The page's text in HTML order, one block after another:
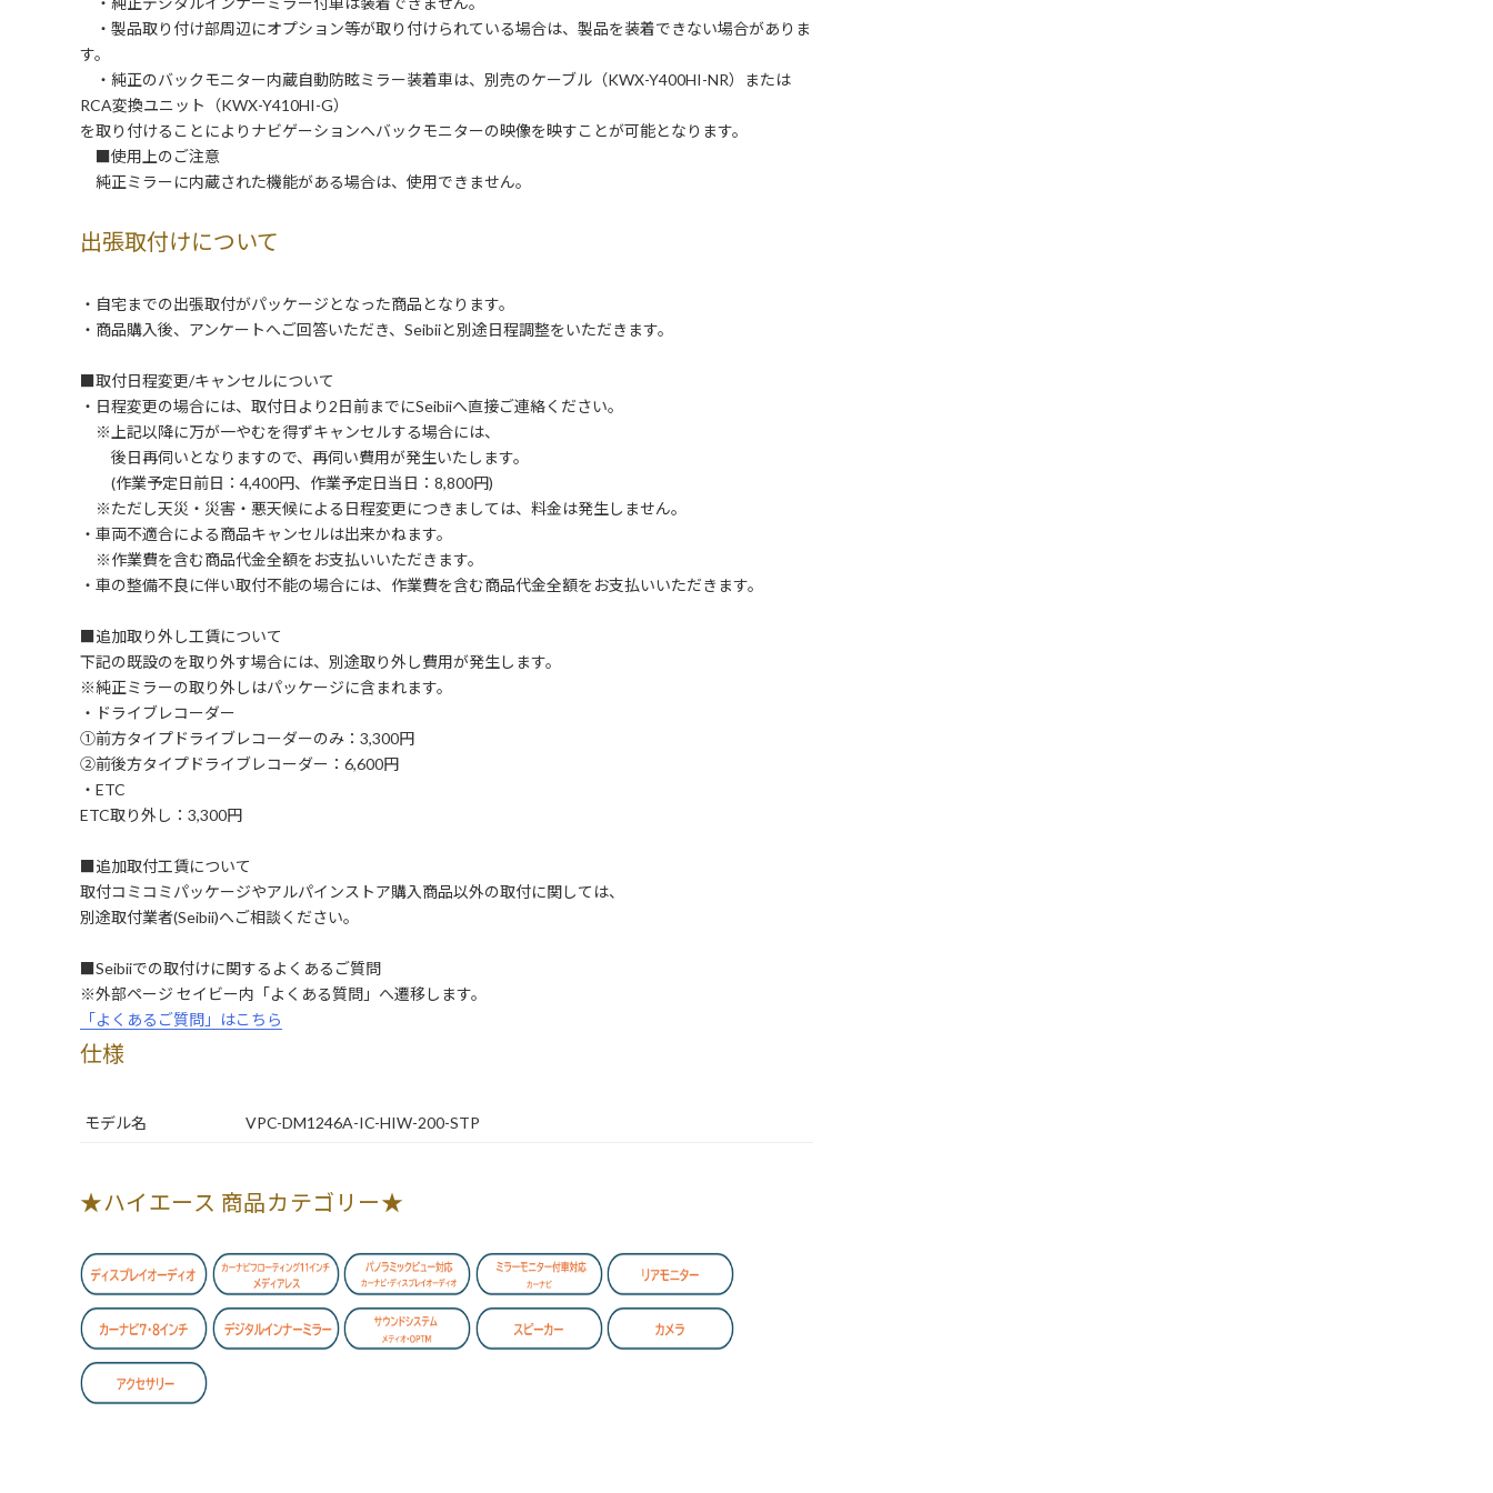
・製品取り付け部周辺にオプション等が取り付けられている場合は、製品を装着できない場合がありま
す。
・純正のバックモニター内蔵自動防眩ミラー装着車は、別売のケーブル（KWX-Y400HI-NR）または
RCA変換ユニット（KWX-Y410HI-G）
を取り付けることによりナビゲーションへバックモニターの映像を映すことが可能となります。
■使用上のご注意
純正ミラーに内蔵された機能がある場合は、使用できません。
出張取付けについて
・自宅までの出張取付がパッケージとなった商品となります。
・商品購入後、アンケートへご回答いただき、Seibiiと別途日程調整をいただきます。
■取付日程変更/キャンセルについて
・日程変更の場合には、取付日より2日前までにSeibiiへ直接ご連絡ください。
※上記以降に万が一やむを得ずキャンセルする場合には、
後日再伺いとなりますので、再伺い費用が発生いたします。
(作業予定日前日：4,400円、作業予定日当日：8,800円)
※ただし天災・災害・悪天候による日程変更につきましては、料金は発生しません。
・車両不適合による商品キャンセルは出来かねます。
※作業費を含む商品代金全額をお支払いいただきます。
・車の整備不良に伴い取付不能の場合には、作業費を含む商品代金全額をお支払いいただきます。
■追加取り外し工賃について
下記の既設のを取り外す場合には、別途取り外し費用が発生します。
※純正ミラーの取り外しはパッケージに含まれます。
・ドライブレコーダー
①前方タイプドライブレコーダーのみ：3,300円
②前後方タイプドライブレコーダー：6,600円
・ETC
ETC取り外し：3,300円
■追加取付工賃について
取付コミコミパッケージやアルパインストア購入商品以外の取付に関しては、
別途取付業者(Seibii)へご相談ください。
■Seibiiでの取付けに関するよくあるご質問
※外部ページ セイビー内「よくある質問」へ遷移します。
「よくあるご質問」はこちら
仕様
モデル名 VPC-DM1246A-IC-HIW-200-STP
★ハイエース 商品カテゴリー★